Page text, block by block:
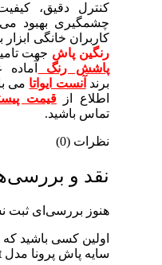
کنترل دقیق،
چشمگیری بهبود
کاربران خانگی
رنگین پاش جهت
پاشش رنگ
برند آنست ایواتا می
اطلاع ازقیمت
تماس باشید.
نظرات (0)
نقد و
هنوز بررسی‌ای ثبت
اولین کسی باشید
سایه پاش پرونا مدل R-3 Repairment”